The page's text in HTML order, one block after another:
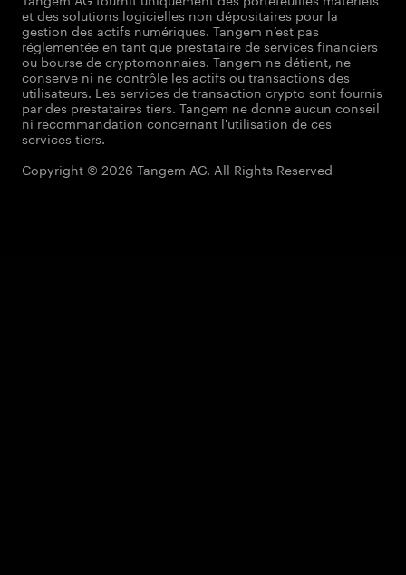
et des solutions logicielles non dépositaires pour la
gestion des actifs numériques. Tangem n’est pas
réglementée en tant que prestataire de services financiers
ou bourse de cryptomonnaies. Tangem ne détient, ne
conserve ni ne contrôle les actifs ou transactions des
utilisateurs. Les services de transaction crypto sont fournis
par des prestataires tiers. Tangem ne donne aucun conseil
ni recommandation concernant l'utilisation de ces
services tiers.